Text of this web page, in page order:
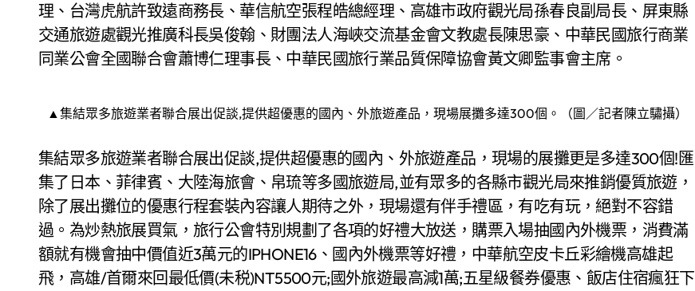
理、台灣虎航許致遠商務長、華信航空張程皓總經理、高雄市政府觀光局孫春良副局長、屏東縣
交通旅遊處觀光推廣科長吳俊翰、財團法人海峽交流基金會文教處長陳思豪、中華民國旅行商業
同業公會全國聯合會蕭博仁理事長、中華民國旅行業品質保障協會黃文卿監事會主席。
▲集結眾多旅遊業者聯合展出促談,提供超優惠的國內、外旅遊產品，現場展攤多達300個。（圖／記者陳立驌攝）
集結眾多旅遊業者聯合展出促談,提供超優惠的國內、外旅遊產品，現場的展攤更是多達300個!匯
集了日本、菲律賓、大陸海旅會、帛琉等多國旅遊局,並有眾多的各縣市觀光局來推銷優質旅遊，
除了展出攤位的優惠行程套裝內容讓人期待之外，現場還有伴手禮區，有吃有玩，絕對不容錯
過。為炒熱旅展買氣，旅行公會特別規劃了各項的好禮大放送，購票入場抽國內外機票，消費滿
額就有機會抽中價值近3萬元的IPHONE16、國內外機票等好禮，中華航空皮卡丘彩繪機高雄起
飛，高雄/首爾來回最低價(未税)NT5500元;國外旅遊最高減1萬;五星級餐券優惠、飯店住宿瘋狂下